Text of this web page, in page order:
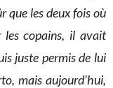
que les deux fois où
les copains, il avait
juste permis de lui
mais aujourd’hui,